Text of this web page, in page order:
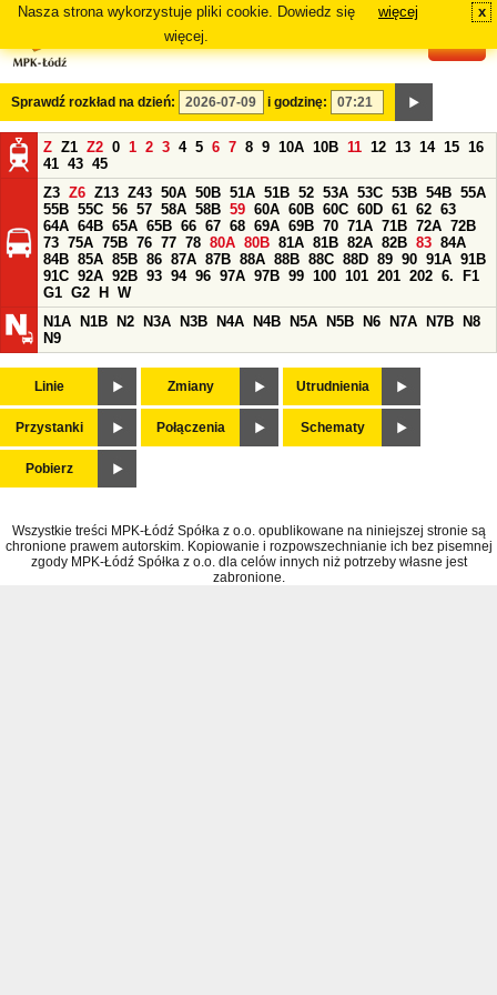
Nasza strona wykorzystuje pliki cookie. Dowiedz się
więcej.
więcej x
Sprawdź rozkład na dzień: i godzinę:
Z Z1 Z2 0 1 2 3 4 5 6 7 8 9 10A 10B 11 12 13 14 15 16
41 43 45
Z3 Z6 Z13 Z43 50A 50B 51A 51B 52 53A 53C 53B 54B 55A
55B 55C 56 57 58A 58B 59 60A 60B 60C 60D 61 62 63
64A 64B 65A 65B 66 67 68 69A 69B 70 71A 71B 72A 72B
73 75A 75B 76 77 78 80A 80B 81A 81B 82A 82B 83 84A
84B 85A 85B 86 87A 87B 88A 88B 88C 88D 89 90 91A 91B
91C 92A 92B 93 94 96 97A 97B 99 100 101 201 202 6.
F1
G1 G2 H
W
N1A
N1B N2 N3A N3B N4A N4B N5A N5B N6 N7A N7B
N8
N9
Linie Zmiany Utrudnienia
Przystanki Połączenia Schematy
Pobierz
Wszystkie treści MPK-Łódź Spółka z o.o. opublikowane na niniejszej stronie są
chronione prawem autorskim. Kopiowanie i rozpowszechnianie ich bez pisemnej
zgody MPK-Łódź Spółka z o.o. dla celów innych niż potrzeby własne jest
zabronione.